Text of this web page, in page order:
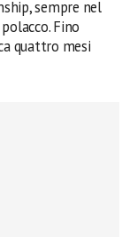
sempre nel
Fino
quattro mesi